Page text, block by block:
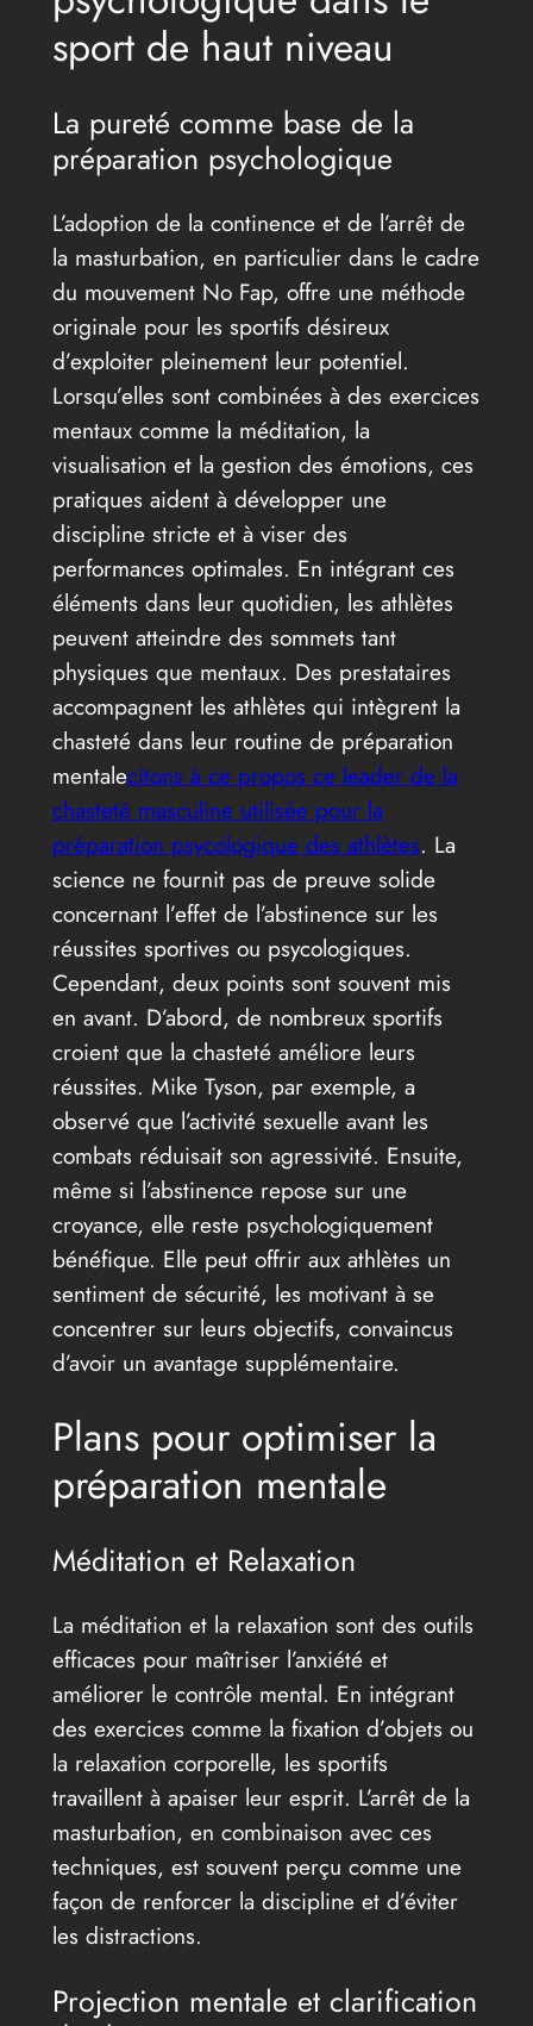
sport de haut niveau
La pureté comme base de la
préparation psychologique
L’adoption de la continence et de l’arrêt de
la masturbation, en particulier dans le cadre
du mouvement No Fap, offre une méthode
originale pour les sportifs désireux
d’exploiter pleinement leur potentiel.
Lorsqu’elles sont combinées à des exercices
mentaux comme la méditation, la
visualisation et la gestion des émotions, ces
pratiques aident à développer une
discipline stricte et à viser des
performances optimales. En intégrant ces
éléments dans leur quotidien, les athlètes
peuvent atteindre des sommets tant
physiques que mentaux. Des prestataires
accompagnent les athlètes qui intègrent la
chasteté dans leur routine de préparation
mentalecitons à ce propos ce leader de la
chasteté masculine utilisée pour la
préparation psycologique des athlètes. La
science ne fournit pas de preuve solide
concernant l’effet de l’abstinence sur les
réussites sportives ou psycologiques.
Cependant, deux points sont souvent mis
en avant. D’abord, de nombreux sportifs
croient que la chasteté améliore leurs
réussites. Mike Tyson, par exemple, a
observé que l’activité sexuelle avant les
combats réduisait son agressivité. Ensuite,
même si l’abstinence repose sur une
croyance, elle reste psychologiquement
bénéfique. Elle peut offrir aux athlètes un
sentiment de sécurité, les motivant à se
concentrer sur leurs objectifs, convaincus
d’avoir un avantage supplémentaire.
Plans pour optimiser la
préparation mentale
Méditation et Relaxation
La méditation et la relaxation sont des outils
efficaces pour maîtriser l’anxiété et
améliorer le contrôle mental. En intégrant
des exercices comme la fixation d’objets ou
la relaxation corporelle, les sportifs
travaillent à apaiser leur esprit. L’arrêt de la
masturbation, en combinaison avec ces
techniques, est souvent perçu comme une
façon de renforcer la discipline et d’éviter
les distractions.
Projection mentale et clarification